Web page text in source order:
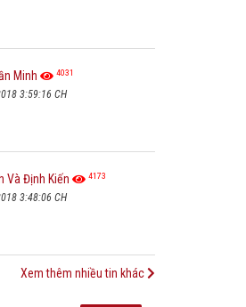
Minh 4031
3:59:16 CH
Và Định Kiến 4173
3:48:06 CH
Xem thêm nhiều tin khác